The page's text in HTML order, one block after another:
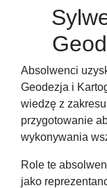
Absolwenci
Geodezja i
wiedzę z
przygotowanie
wykonywania
Role te
jako